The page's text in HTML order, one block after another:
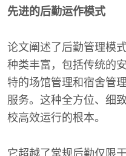
先进的后勤运作模式
论文阐述了后勤管理模
种类丰富，包括传统的
特的场馆管理和宿舍管
服务。这种全方位、细
校高效运行的根本。
它超越了常规后勤仅限